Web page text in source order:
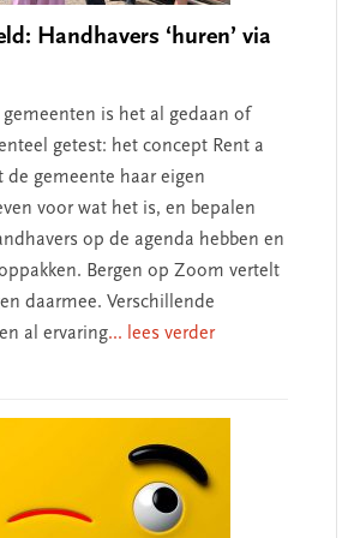
Handhavers ‘huren’ via
gemeenten is het al gedaan of
getest: het concept Rent a
de gemeente haar eigen
voor wat het is, en bepalen
op de agenda hebben en
Bergen op Zoom vertelt
daarmee. Verschillende
al ervaring... lees verder